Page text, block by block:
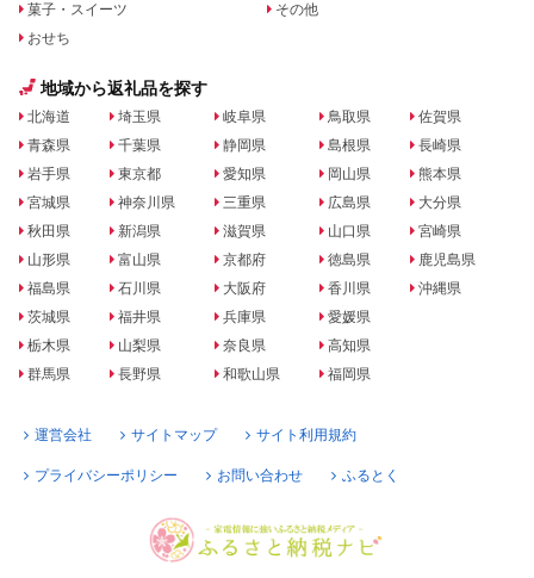
菓子・スイーツ
おせち
その他
地域から返礼品を探す
北海道
青森県
岩手県
宮城県
秋田県
山形県
福島県
茨城県
栃木県
群馬県
埼玉県
千葉県
東京都
神奈川県
新潟県
富山県
石川県
福井県
山梨県
長野県
岐阜県
静岡県
愛知県
三重県
滋賀県
京都府
大阪府
兵庫県
奈良県
和歌山県
鳥取県
島根県
岡山県
広島県
山口県
徳島県
香川県
愛媛県
高知県
福岡県
佐賀県
長崎県
熊本県
大分県
宮崎県
鹿児島県
沖縄県
運営会社 サイトマップ サイト利用規約
プライバシーポリシー お問い合わせ ふるとく